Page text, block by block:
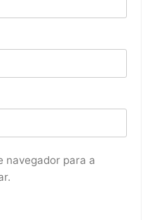
navegador para a